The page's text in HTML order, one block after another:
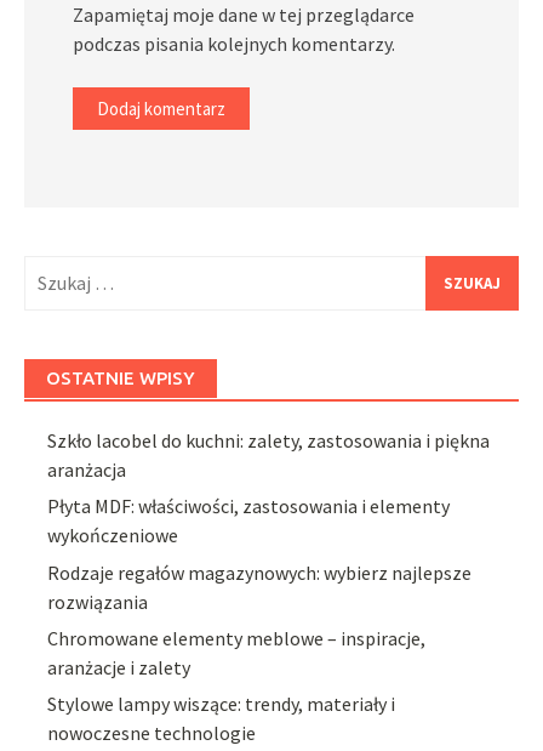
Zapamiętaj moje dane w tej przeglądarce
podczas pisania kolejnych komentarzy.
OSTATNIE WPISY
Szkło lacobel do kuchni: zalety, zastosowania i piękna
aranżacja
Płyta MDF: właściwości, zastosowania i elementy
wykończeniowe
Rodzaje regałów magazynowych: wybierz najlepsze
rozwiązania
Chromowane elementy meblowe – inspiracje,
aranżacje i zalety
Stylowe lampy wiszące: trendy, materiały i
nowoczesne technologie